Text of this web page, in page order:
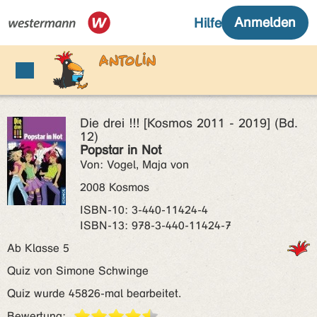
Die drei !!! [Kosmos 2011 - 2019] (Bd.
12)
Popstar in Not
Von: Vogel, Maja von
2008 Kosmos
ISBN‑10: 3-440-11424-4
ISBN‑13: 978-3-440-11424-7
Ab Klasse 5
Quiz von Simone Schwinge
Quiz wurde 45826-mal bearbeitet.